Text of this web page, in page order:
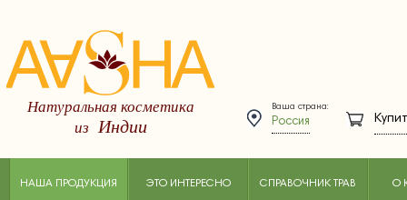
Натуральная косметика
из Индии
Ваша страна:
Россия
НАША ПРОДУКЦИЯ ЭТО ИНТЕРЕСНО СПРАВОЧНИК ТРАВ О